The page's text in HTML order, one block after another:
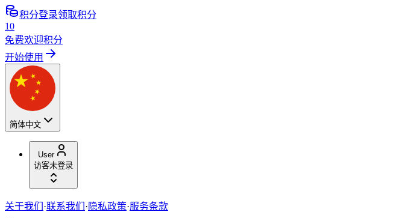
积分登录领取积分
10
免费欢迎积分
开始使用
简体中文
User
访客未登录
关于我们 ·联系我们 · 隐私政策·服务条款